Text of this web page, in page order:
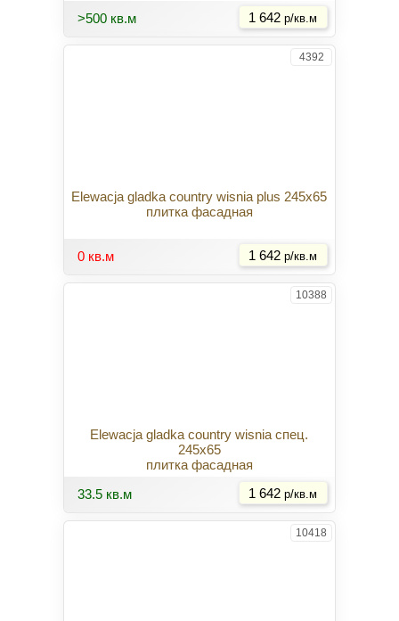
>500 кв.м 1 642 р/кв.м
4392
Elewacja gladka country wisnia plus 245x65
плитка фасадная
0 кв.м 1 642 р/кв.м
10388
Elewacja gladka country wisnia спец.
245x65
плитка фасадная
33.5 кв.м
1 642 р/кв.м
10418